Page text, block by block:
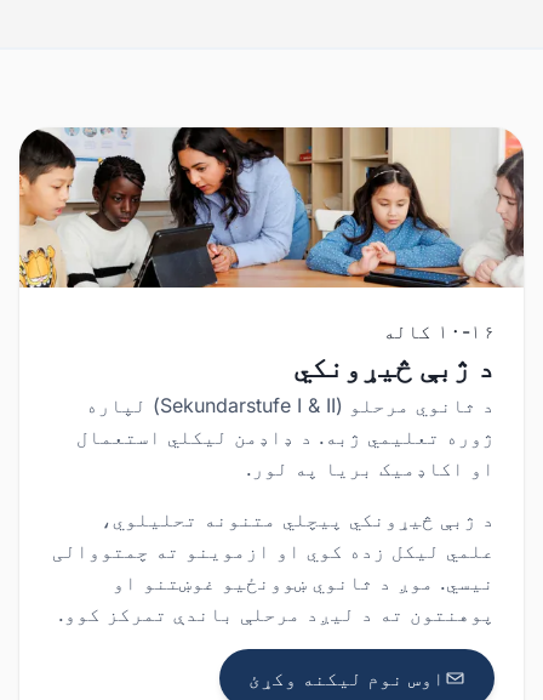
۱۰-۱۶ کاله
د ژبې څیړونکي
د ثانوي مرحلو (Sekundarstufe I & II) لپاره
ژوره تعلیمي ژبه. د ډاډمن لیکلي استعمال
او اکاډمیک بریا په لور.
د ژبې څیړونکي پیچلي متنونه تحلیلوي،
علمي لیکل زده کوي او ازموینو ته چمتووالی
نیسي. موږ د ثانوي ښوونځیو غوښتنو او
پوهنتون ته د لیږد مرحلې باندې تمرکز کوو.
اوس نوم لیکنه وکړئ